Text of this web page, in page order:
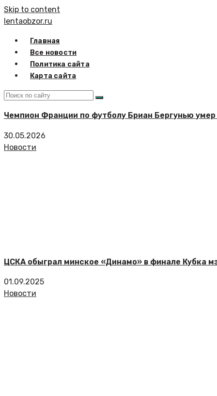
Skip to content
lentaobzor.ru
Главная
Все новости
Политика сайта
Карта сайта
Чемпион Франции по футболу Бриан Бергунью
30.05.2026
Новости
ЦСКА обыграл минское «Динамо» в финале Кубка
01.09.2025
Новости